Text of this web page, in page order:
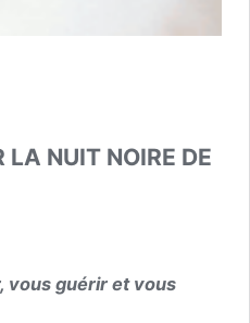
LA NUIT NOIRE DE
vous guérir et vous